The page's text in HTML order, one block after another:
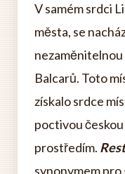
V samém srdci
města, se
Balcarů. Toto
získalo srdce
poctivou
prostředím.
synonymem